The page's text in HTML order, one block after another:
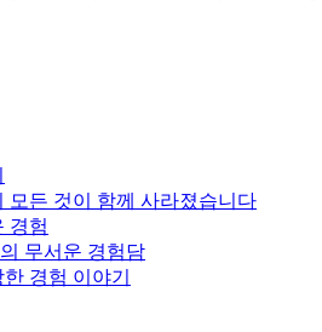
모든 것이 함께 사라졌습니다
경험
무서운 경험담
경험 이야기